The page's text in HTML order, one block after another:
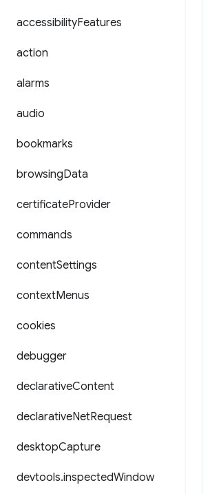
accessibilityFeatures
action
alarms
audio
bookmarks
browsingData
certificateProvider
commands
contentSettings
contextMenus
cookies
debugger
declarativeContent
declarativeNetRequest
desktopCapture
devtools.inspectedWindow